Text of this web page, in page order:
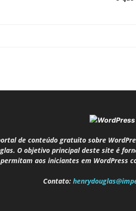
de conteúdo gratuito sobre
O objetivo principal deste site é
aos iniciantes em WordPress
Contato: